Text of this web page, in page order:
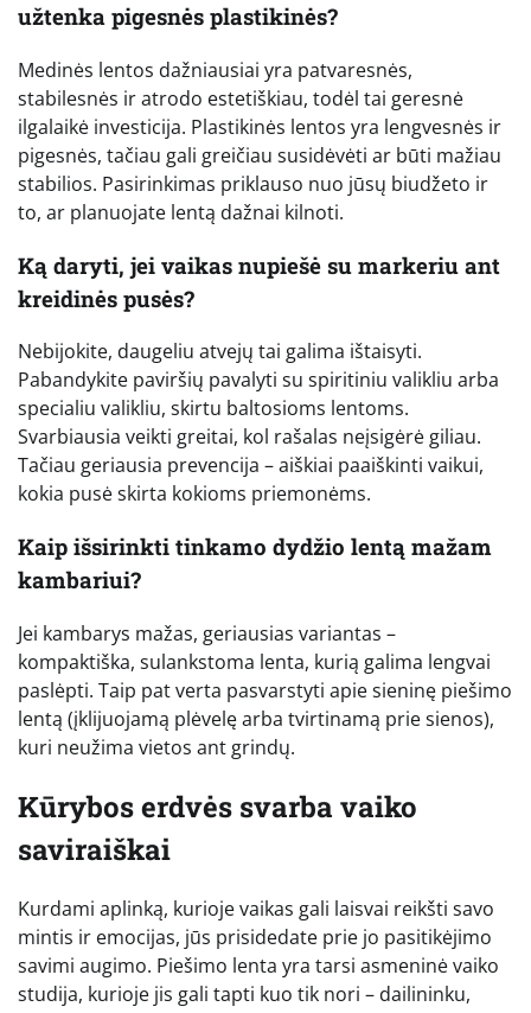
užtenka pigesnės plastikinės?
Medinės lentos dažniausiai yra patvaresnės,
stabilesnės ir atrodo estetiškiau, todėl tai geresnė
ilgalaikė investicija. Plastikinės lentos yra lengvesnės ir
pigesnės, tačiau gali greičiau susidėvėti ar būti mažiau
stabilios. Pasirinkimas priklauso nuo jūsų biudžeto ir
to, ar planuojate lentą dažnai kilnoti.
Ką daryti, jei vaikas nupiešė su markeriu ant
kreidinės pusės?
Nebijokite, daugeliu atvejų tai galima ištaisyti.
Pabandykite paviršių pavalyti su spiritiniu valikliu arba
specialiu valikliu, skirtu baltosioms lentoms.
Svarbiausia veikti greitai, kol rašalas neįsigėrė giliau.
Tačiau geriausia prevencija – aiškiai paaiškinti vaikui,
kokia pusė skirta kokioms priemonėms.
Kaip išsirinkti tinkamo dydžio lentą mažam
kambariui?
Jei kambarys mažas, geriausias variantas –
kompaktiška, sulankstoma lenta, kurią galima lengvai
paslėpti. Taip pat verta pasvarstyti apie sieninę piešimo
lentą (įklijuojamą plėvelę arba tvirtinamą prie sienos),
kuri neužima vietos ant grindų.
Kūrybos erdvės svarba vaiko
saviraiškai
Kurdami aplinką, kurioje vaikas gali laisvai reikšti savo
mintis ir emocijas, jūs prisidedate prie jo pasitikėjimo
savimi augimo. Piešimo lenta yra tarsi asmeninė vaiko
studija, kurioje jis gali tapti kuo tik nori – dailininku,